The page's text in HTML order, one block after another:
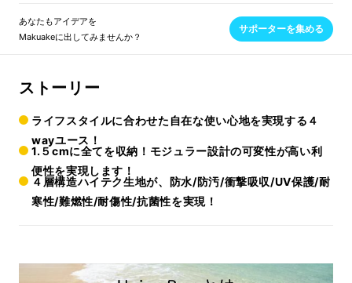
あなたもアイデアを
Makuakeに出してみませんか？
サポーターを集める
ストーリー
ライフスタイルに合わせた自在な使い心地を実現する４
wayユース！
1.５cmに全てを収納！モジュラー設計の可変性が高い利
便性を実現します！
４層構造ハイテク生地が、防水/防汚/衝撃吸収/UV保護/耐
寒性/難燃性/耐傷性/抗菌性を実現！